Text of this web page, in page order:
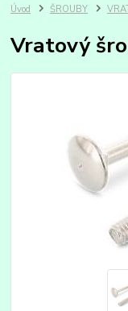
Úvod ŠROUBY
Vratový